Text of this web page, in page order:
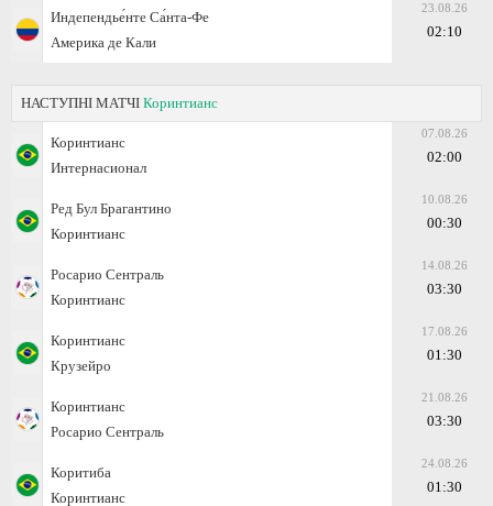
Индепендье́нте Са́нта-Фе
Америка де Кали
23.08.26
02:10
НАСТУПНІ МАТЧІ Коринтианс
Коринтианс
Интернасионал
07.08.26
02:00
Ред Бул Брагантино
Коринтианс
10.08.26
00:30
Росарио Сентраль
Коринтианс
14.08.26
03:30
Коринтианс
Крузейро
17.08.26
01:30
Коринтианс
Росарио Сентраль
21.08.26
03:30
Коритиба
Коринтианс
24.08.26
01:30